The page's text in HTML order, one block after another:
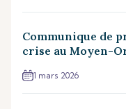
Communique de
crise au Moyen-
1 mars 2026